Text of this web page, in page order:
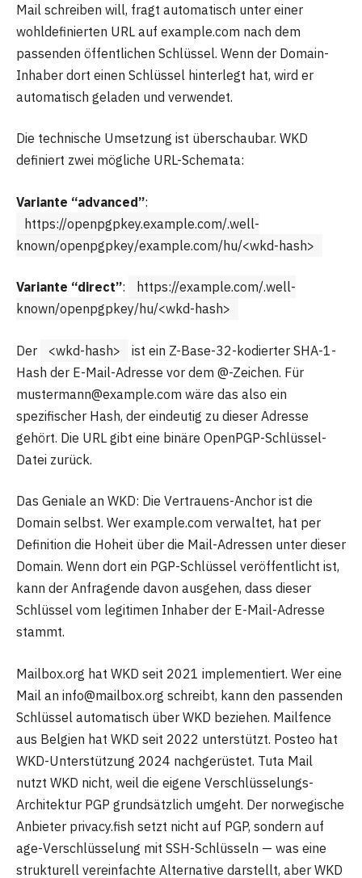
Mail schreiben will, fragt automatisch unter einer
wohldefinierten URL auf example.com nach dem
passenden öffentlichen Schlüssel. Wenn der Domain-
Inhaber dort einen Schlüssel hinterlegt hat, wird er
automatisch geladen und verwendet.
Die technische Umsetzung ist überschaubar. WKD
definiert zwei mögliche URL-Schemata:
Variante “advanced”:
https://openpgpkey.example.com/.well-
known/openpgpkey/example.com/hu/<wkd-hash>
Variante “direct”:
https://example.com/.well-
known/openpgpkey/hu/<wkd-hash>
Der <wkd-hash>
ist ein Z-Base-32-kodierter SHA-1-
Hash der E-Mail-Adresse vor dem @-Zeichen. Für
mustermann@example.com wäre das also ein
spezifischer Hash, der eindeutig zu dieser Adresse
gehört. Die URL gibt eine binäre OpenPGP-Schlüssel-
Datei zurück.
Das Geniale an WKD: Die Vertrauens-Anchor ist die
Domain selbst. Wer example.com verwaltet, hat per
Definition die Hoheit über die Mail-Adressen unter dieser
Domain. Wenn dort ein PGP-Schlüssel veröffentlicht ist,
kann der Anfragende davon ausgehen, dass dieser
Schlüssel vom legitimen Inhaber der E-Mail-Adresse
stammt.
Mailbox.org hat WKD seit 2021 implementiert. Wer eine
Mail an info@mailbox.org schreibt, kann den passenden
Schlüssel automatisch über WKD beziehen. Mailfence
aus Belgien hat WKD seit 2022 unterstützt. Posteo hat
WKD-Unterstützung 2024 nachgerüstet. Tuta Mail
nutzt WKD nicht, weil die eigene Verschlüsselungs-
Architektur PGP grundsätzlich umgeht. Der norwegische
Anbieter privacy.fish setzt nicht auf PGP, sondern auf
age-Verschlüsselung mit SSH-Schlüsseln — was eine
strukturell vereinfachte Alternative darstellt, aber WKD